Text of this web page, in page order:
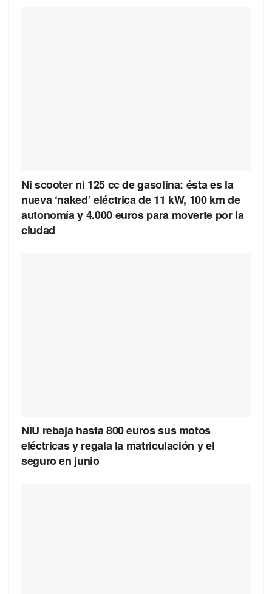
Ni scooter ni 125 cc de gasolina: ésta es la
nueva ‘naked’ eléctrica de 11 kW, 100 km de
autonomía y 4.000 euros para moverte por la
ciudad
NIU rebaja hasta 800 euros sus motos
eléctricas y regala la matriculación y el
seguro en junio